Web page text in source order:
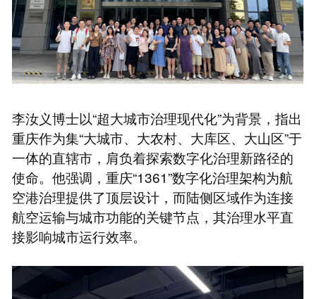
李汝义博士以“超大城市治理现代化”为背景，指出
重庆作为集“大城市、大农村、大库区、大山区”于
一体的直辖市，肩负着探索数字化治理新路径的
使命。他强调，重庆“1361”数字化治理架构为航
空港治理提供了顶层设计，而陆侧区域作为连接
航空运输与城市功能的关键节点，其治理水平直
接影响城市运行效率。